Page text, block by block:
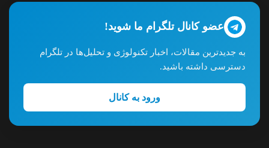
عضو کانال تلگرام ما شوید!
به جدیدترین مقالات، اخبار تکنولوژی و تحلیل‌ها در تلگرام
دسترسی داشته باشید.
ورود به کانال